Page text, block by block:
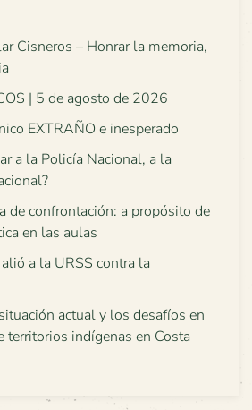
Cisneros – Honrar la memoria,
| 5 de agosto de 2026
EXTRAÑO e inesperado
a la Policía Nacional, a la
de confrontación: a propósito de
en las aulas
a la URSS contra la
actual y los desafíos en
territorios indígenas en Costa